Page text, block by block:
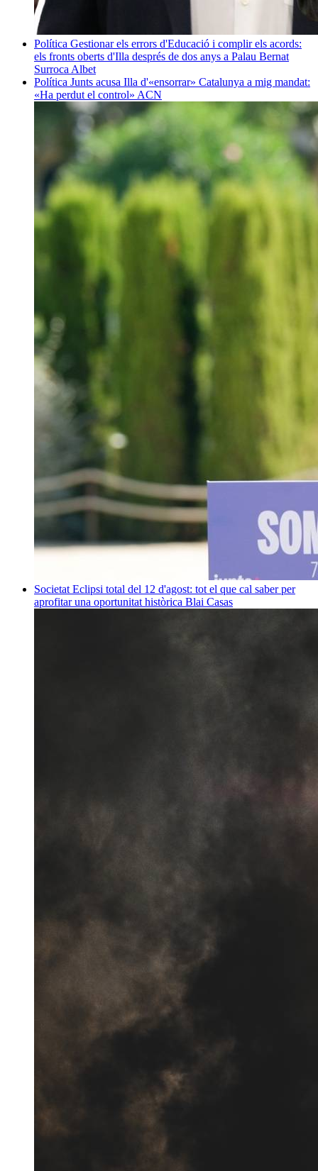
Política Gestionar els errors d'Educació i complir els acords:
els fronts oberts d'Illa després de dos anys a Palau Bernat
Surroca Albet
Política Junts acusa Illa d'«ensorrar» Catalunya a mig mandat:
«Ha perdut el control» ACN
Societat Eclipsi total del 12 d'agost: tot el que cal saber per
aprofitar una oportunitat històrica Blai Casas